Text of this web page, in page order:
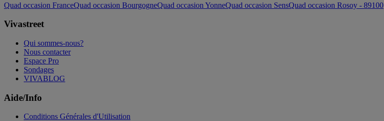
Quad occasion FranceQuad occasion BourgogneQuad occasion YonneQuad occasion SensQuad occasion Rosoy - 89100
Vivastreet
Qui sommes-nous?
Nous contacter
Espace Pro
Sondages
VIVABLOG
Aide/Info
Conditions Générales d'Utilisation